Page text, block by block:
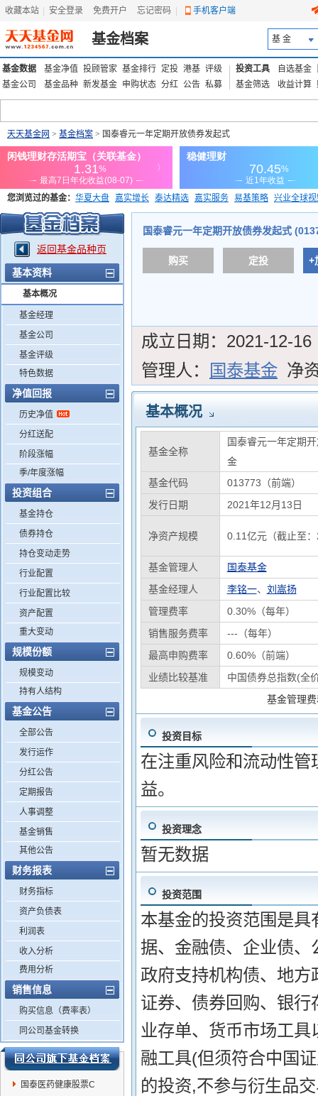
收藏本站 安全登录 免费开户 忘记密码 手机客户端
基金档案 基 金
基金数据 基金净值 投顾管家 基金排行 定投 港基 评级
基金公司
基金品种 新发基金 申购状态 分红 公告 私募
投资工具 自选基金
基金筛选
收益计算
天天基金网 > 基金档案 > 国泰睿元一年定期开放债券发起式
您浏览过的基金： 华夏大盘 嘉实增长 泰达精选 嘉实服务 易基策略 兴业全球
添富优势 华安宏利 上证180价值ETF
返回基金品种页
基本资料
基本概况
基金经理
基金公司
基金评级
特色数据
净值回报
历史净值
分红送配
阶段涨幅
季/年度涨幅
投资组合
基金持仓
债券持仓
持仓变动走势
行业配置
行业配置比较
资产配置
重大变动
规模份额
规模变动
持有人结构
基金公告
全部公告
发行运作
分红公告
定期报告
人事调整
基金销售
其他公告
财务报表
财务指标
资产负债表
利润表
收入分析
费用分析
销售信息
购买信息（费率表）
同公司基金转换
国泰医药健康股票C
国泰睿元一年定期开放债券发起式
购买 定投 +
成立日期： 2021-12-16
管理人：
国泰基金 净
基本概况
基金全称
国泰睿元一年定期
金
基金代码
013773（前端）
发行日期
2021年12月13日
净资产规模 0.11亿元（截止至
基金管理人
国泰基金
基金经理人
李铭一、 刘嵩扬
管理费率
0.30%（每年）
销售服务费率
---（每年）
最高申购费率
0.60%（前端）
业绩比较基准
中国债券总指数(全
基金管理
投资目标
在注重风险和流动性
益。
投资理念
暂无数据
投资范围
本基金的投资范围是
据、金融债、企业债
政府支持机构债、地
证券、债券回购、银
业存单、货币市场工
融工具(但须符合中国
的投资,不参与衍生品